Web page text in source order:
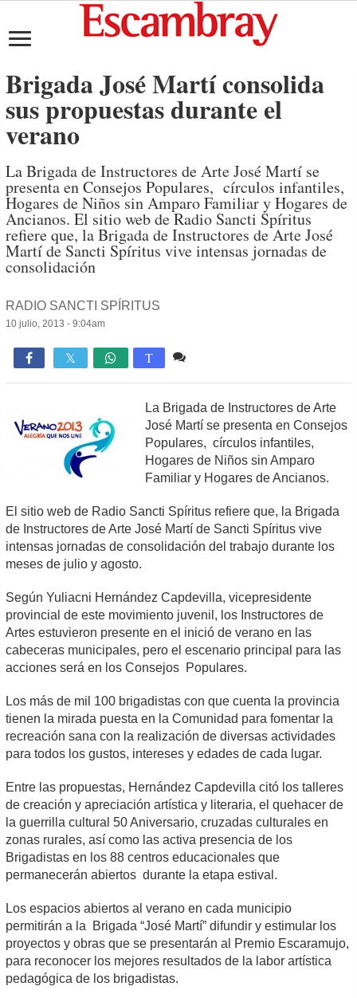
Brigada José Martí consolida
sus propuestas durante el
verano
La Brigada de Instructores de Arte José Martí se
presenta en Consejos Populares, círculos infantiles,
Hogares de Niños sin Amparo Familiar y Hogares de
Ancianos. El sitio web de Radio Sancti Spíritus
refiere que, la Brigada de Instructores de Arte José
Martí de Sancti Spíritus vive intensas jornadas de
consolidación
RADIO SANCTI SPÍRITUS
10 julio, 2013 - 9:04am
 T
La Brigada de Instructores de Arte
José Martí se presenta en Consejos
Populares, círculos infantiles,
Hogares de Niños sin Amparo
Familiar y Hogares de Ancianos.
El sitio web de Radio Sancti Spíritus refiere que, la Brigada
de Instructores de Arte José Martí de Sancti Spíritus vive
intensas jornadas de consolidación del trabajo durante los
meses de julio y agosto.
Según Yuliacni Hernández Capdevilla, vicepresidente
provincial de este movimiento juvenil, los Instructores de
Artes estuvieron presente en el inició de verano en las
cabeceras municipales, pero el escenario principal para las
acciones será en los Consejos Populares.
Los más de mil 100 brigadistas con que cuenta la provincia
tienen la mirada puesta en la Comunidad para fomentar la
recreación sana con la realización de diversas actividades
para todos los gustos, intereses y edades de cada lugar.
Entre las propuestas, Hernández Capdevilla citó los talleres
de creación y apreciación artística y literaria, el quehacer de
la guerrilla cultural 50 Aniversario, cruzadas culturales en
zonas rurales, así como las activa presencia de los
Brigadistas en los 88 centros educacionales que
permanecerán abiertos durante la etapa estival.
Los espacios abiertos al verano en cada municipio
permitirán a la Brigada “José Martí” difundir y estimular los
proyectos y obras que se presentarán al Premio Escaramujo,
para reconocer los mejores resultados de la labor artística
pedagógica de los brigadistas.